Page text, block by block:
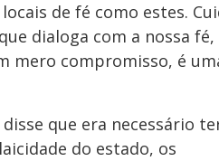
de fé como estes.
dialoga com a nossa fé,
mero compromisso, é
que era necessário
do estado, os